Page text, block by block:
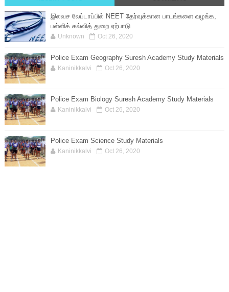
இலவச லேப்டாப்பில் NEET தேர்வுக்கான பாடங்களை வழங்க,
பள்ளிக் கல்வித் துறை ஏற்பாடு
Unknown Oct 26, 2020
Police Exam Geography Suresh Academy Study Materials
Kaninikkalvi Oct 26, 2020
Police Exam Biology Suresh Academy Study Materials
Kaninikkalvi Oct 26, 2020
Police Exam Science Study Materials
Kaninikkalvi Oct 26, 2020